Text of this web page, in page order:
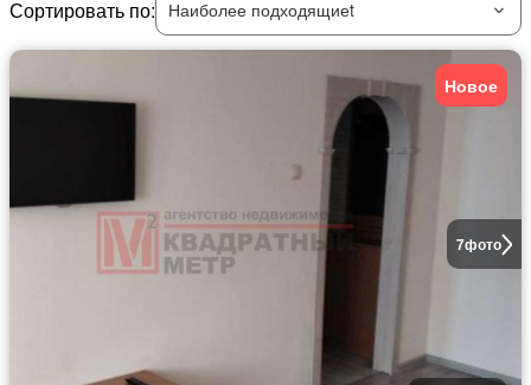
Сортировать по:
Наиболее подходящиеt
7фото
Новое